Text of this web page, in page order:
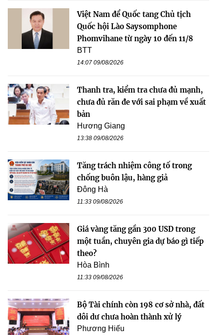
Việt Nam để Quốc tang Chủ tịch
Quốc hội Lào Saysomphone
Phomvihane từ ngày 10 đến 11/8
BTT
14:07 09/08/2026
Thanh tra, kiểm tra chưa đủ mạnh,
chưa đủ răn đe với sai phạm về xuất
bản
Hương Giang
13:38 09/08/2026
Tăng trách nhiệm công tố trong
chống buôn lậu, hàng giả
Đông Hà
11:33 09/08/2026
Giá vàng tăng gần 300 USD trong
một tuần, chuyên gia dự báo gì tiếp
theo?
Hòa Bình
11:33 09/08/2026
Bộ Tài chính còn 198 cơ sở nhà, đất
dôi dư chưa hoàn thành xử lý
Phương Hiếu